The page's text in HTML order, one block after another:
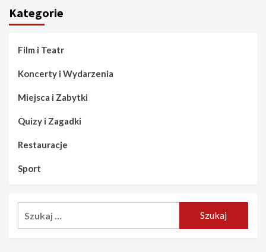
Kategorie
Film i Teatr
Koncerty i Wydarzenia
Miejsca i Zabytki
Quizy i Zagadki
Restauracje
Sport